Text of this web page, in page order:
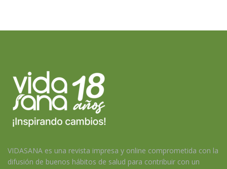
VIDASANA es una revista impresa y online comprometida con la
difusión de buenos hábitos de salud para contribuir con un